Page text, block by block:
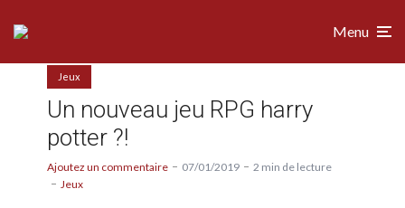
Menu
Jeux
Un nouveau jeu RPG harry
potter ?!
Ajoutez un commentaire 07/01/2019
2 min de lecture
Jeux